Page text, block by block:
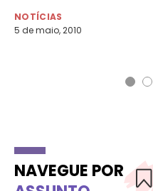
NOTÍCIAS
5 de maio, 2010
NAVEGUE POR